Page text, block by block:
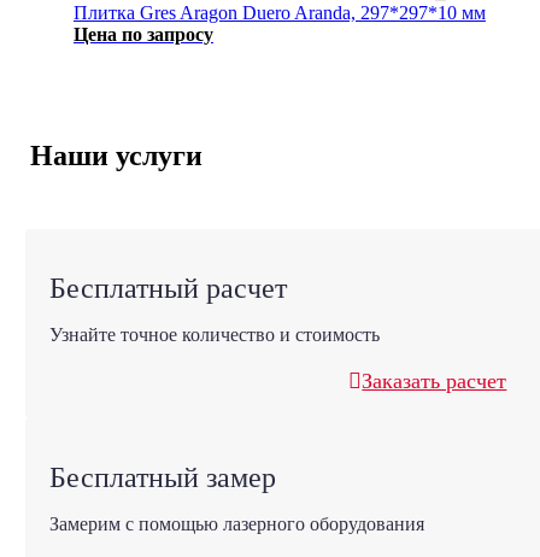
Плитка Gres Aragon Duero Aranda, 297*297*10 мм
Цена по запросу
Наши услуги
Бесплатный расчет
Узнайте точное количество и стоимость
Заказать расчет
Бесплатный замер
Замерим с помощью лазерного оборудования